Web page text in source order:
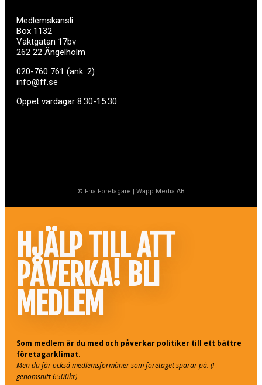
Medlemskansli
Box 1132
Vaktgatan 17bv
262 22 Ängelholm
020-760 761 (ank. 2)
info@ff.se
Öppet vardagar 8.30-15.30
© Fria Företagare | Wapp Media AB
HJÄLP TILL ATT
PÅVERKA! BLI
MEDLEM
Som medlem är du med och påverkar politiker till ett bättre
företagarklimat.
Men du får också medlemsförmåner som företaget sparar på. (I
genomsnitt 6500kr)